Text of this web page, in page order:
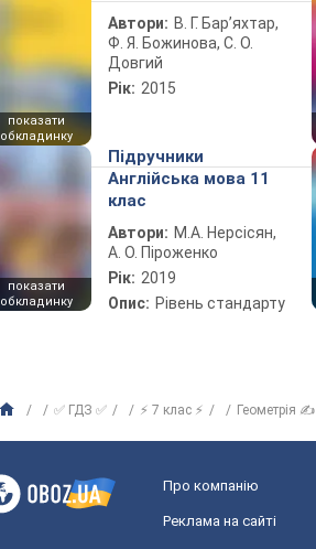
показати
обкладинку
Автори: В. Г. Бар’яхтар,
Ф. Я. Божинова, С. О.
Довгий
Рік: 2015
показати
обкладинку
Підручники
Англійська мова 11
клас
Автори: М.А. Нерсісян,
А. О. Піроженко
Рік: 2019
Опис: Рівень стандарту
✅ ГДЗ ✅ ⚡ 7 клас ⚡ Геометрія ✍
Про компанію
Реклама на сайті